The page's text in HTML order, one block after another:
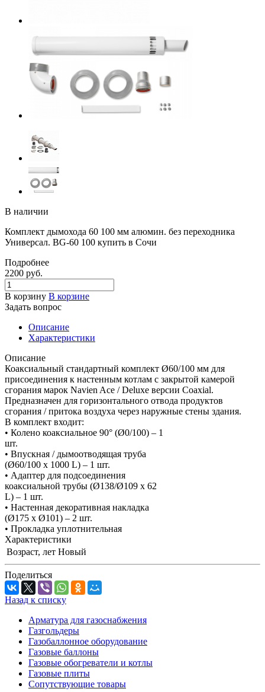
В наличии
Комплект дымохода 60 100 мм алюмин. без переходника
Универсал. BG-60 100 купить в Сочи
Подробнее
2200 руб.
В корзину В корзине
Задать вопрос
Описание
Характеристики
Описание
Коаксиальный стандартный комплект Ø60/100 мм для
присоединения к настенным котлам с закрытой камерой
сгорания марок Navien Ace / Deluxe версии Coaxial.
Предназначен для горизонтального отвода продуктов
сгорания / притока воздуха через наружные стены здания.
В комплект входит:
• Колено коаксиальное 90° (Ø0/100) – 1
шт.
• Впускная / дымоотводящая труба
(Ø60/100 х 1000 L) – 1 шт.
• Адаптер для подсоединения
коаксиальной трубы (Ø138/Ø109 х 62
L) – 1 шт.
• Настенная декоративная накладка
(Ø175 х Ø101) – 2 шт.
• Прокладка уплотнительная
Характеристики
Возраст, лет Новый
Поделиться
Назад к списку
Арматура для газоснабжения
Газгольдеры
Газобаллонное оборудование
Газовые баллоны
Газовые обогреватели и котлы
Газовые плиты
Сопутствующие товары